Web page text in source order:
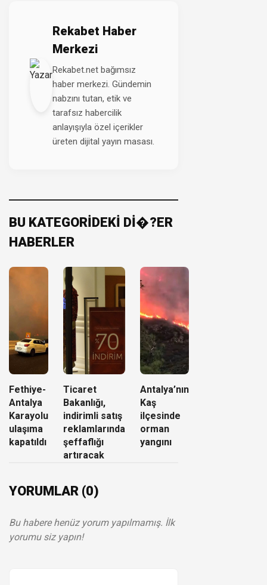
Rekabet Haber
Merkezi
Rekabet.net bağımsız
haber merkezi. Gündemin
nabzını tutan, etik ve
tarafsız habercilik
anlayışıyla özel içerikler
üreten dijital yayın masası.
BU KATEGORİDEKİ Dİ�?ER
HABERLER
Fethiye-
Antalya
Karayolu
ulaşıma
kapatıldı
Ticaret
Bakanlığı,
indirimli satış
reklamlarında
şeffaflığı
artıracak
Antalya’nın
Kaş
ilçesinde
orman
yangını
YORUMLAR (0)
Bu habere henüz yorum yapılmamış. İlk
yorumu siz yapın!